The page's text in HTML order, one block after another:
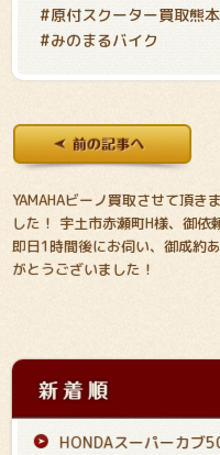
#原付スクーター買取熊本
#みのまるバイク
YAMAHAビーノ買取させて頂きま
した！ 宇土市赤瀬町H様、御依
即日1時間後にお伺い、御成約
がとうございました！
HONDAスーパーカブ